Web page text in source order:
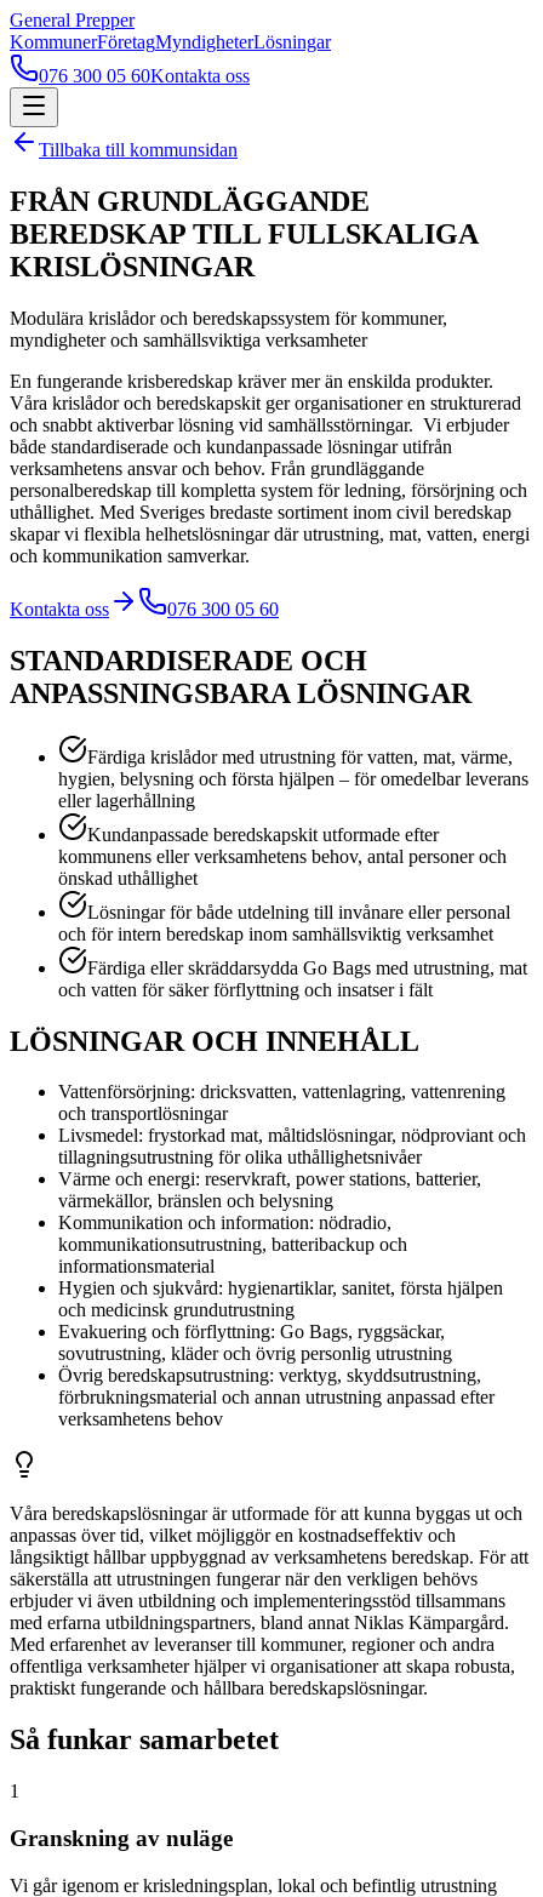
General Prepper
KommunerFöretagMyndigheterLösningar
076 300 05 60Kontakta oss
Tillbaka till kommunsidan
FRÅN GRUNDLÄGGANDE
BEREDSKAP TILL FULLSKALIGA
KRISLÖSNINGAR
Modulära krislådor och beredskapssystem för kommuner,
myndigheter och samhällsviktiga verksamheter
En fungerande krisberedskap kräver mer än enskilda produkter.
Våra krislådor och beredskapskit ger organisationer en strukturerad
och snabbt aktiverbar lösning vid samhällsstörningar. Vi erbjuder
både standardiserade och kundanpassade lösningar utifrån
verksamhetens ansvar och behov. Från grundläggande
personalberedskap till kompletta system för ledning, försörjning och
uthållighet. Med Sveriges bredaste sortiment inom civil beredskap
skapar vi flexibla helhetslösningar där utrustning, mat, vatten, energi
och kommunikation samverkar.
Kontakta oss 076 300 05 60
STANDARDISERADE OCH
ANPASSNINGSBARA LÖSNINGAR
Färdiga krislådor med utrustning för vatten, mat, värme,
hygien, belysning och första hjälpen – för omedelbar leverans
eller lagerhållning
Kundanpassade beredskapskit utformade efter
kommunens eller verksamhetens behov, antal personer och
önskad uthållighet
Lösningar för både utdelning till invånare eller personal
och för intern beredskap inom samhällsviktig verksamhet
Färdiga eller skräddarsydda Go Bags med utrustning, mat
och vatten för säker förflyttning och insatser i fält
LÖSNINGAR OCH INNEHÅLL
Vattenförsörjning: dricksvatten, vattenlagring, vattenrening
och transportlösningar
Livsmedel: frystorkad mat, måltidslösningar, nödproviant och
tillagningsutrustning för olika uthållighetsnivåer
Värme och energi: reservkraft, power stations, batterier,
värmekällor, bränslen och belysning
Kommunikation och information: nödradio,
kommunikationsutrustning, batteribackup och
informationsmaterial
Hygien och sjukvård: hygienartiklar, sanitet, första hjälpen
och medicinsk grundutrustning
Evakuering och förflyttning: Go Bags, ryggsäckar,
sovutrustning, kläder och övrig personlig utrustning
Övrig beredskapsutrustning: verktyg, skyddsutrustning,
förbrukningsmaterial och annan utrustning anpassad efter
verksamhetens behov
Våra beredskapslösningar är utformade för att kunna byggas ut och
anpassas över tid, vilket möjliggör en kostnadseffektiv och
långsiktigt hållbar uppbyggnad av verksamhetens beredskap. För att
säkerställa att utrustningen fungerar när den verkligen behövs
erbjuder vi även utbildning och implementeringsstöd tillsammans
med erfarna utbildningspartners, bland annat Niklas Kämpargård.
Med erfarenhet av leveranser till kommuner, regioner och andra
offentliga verksamheter hjälper vi organisationer att skapa robusta,
praktiskt fungerande och hållbara beredskapslösningar.
Så funkar samarbetet
1
Granskning av nuläge
Vi går igenom er krisledningsplan, lokal och befintlig utrustning